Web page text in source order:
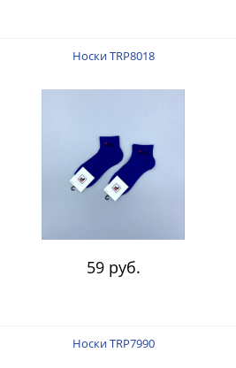
Носки TRP8018
59 руб.
Носки TRP7990